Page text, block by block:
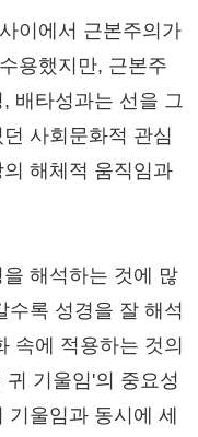
이에서 근본주의가
용했지만, 근본주
배타성과는 선을 그
사회문화적 관심
해체적 움직임과
해석하는 것에 많
수록 성경을 잘 해석
속에 적용하는 것의
기울임'의 중요성
울임과 동시에 세